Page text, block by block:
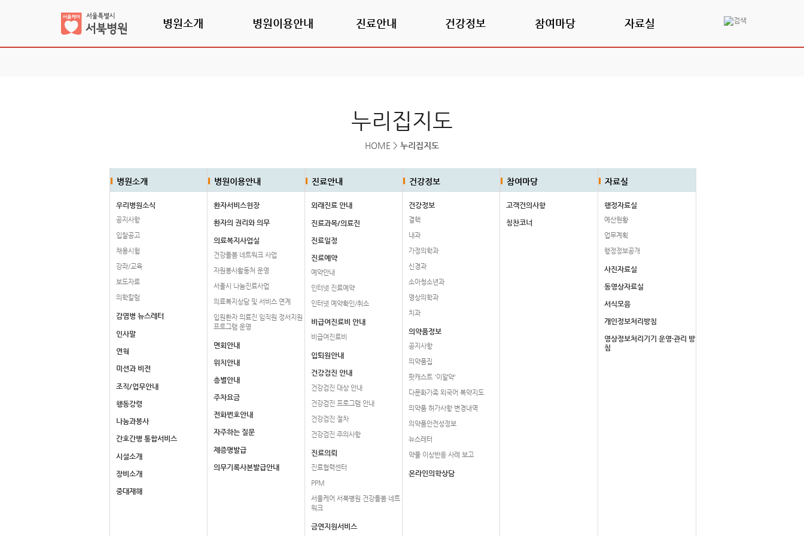
병원소개 병원이용안내 진료안내 건강정보 참여마당 자료실
누리집지도
HOME > 누리집지도
병원소개
우리병원소식
공지사항
입찰공고
채용시험
강좌/교육
보도자료
의학칼럼
감염병 뉴스레터
인사말
연혁
미션과 비전
조직/업무안내
행동강령
나눔과봉사
간호간병 통합서비스
시설소개
장비소개
중대재해
병원이용안내
환자서비스헌장
환자의 권리와 의무
의료복지사업실
건강돌봄 네트워크 사업
자원봉사활동처 운영
서울시 나눔진료사업
의료복지상담 및 서비스 연계
입원환자 의료진 임직원 정서지원
프로그램 운영
면회안내
위치안내
층별안내
주차요금
전화번호안내
자주하는 질문
제증명발급
의무기록사본발급안내
진료안내
외래진료 안내
진료과목/의료진
진료일정
진료예약
예약안내
인터넷 진료예약
인터넷 예약확인/취소
비급여진료비 안내
비급여진료비
입퇴원안내
건강검진 안내
건강검진 대상 안내
건강검진 프로그램 안내
건강검진 절차
건강검진 주의사항
진료의뢰
진료협력센터
PPM
서울케어 서북병원 건강돌봄 네트
워크
금연지원서비스
건강정보
건강정보
결핵
내과
가정의학과
신경과
소아청소년과
영상의학과
치과
의약품정보
공지사항
의약품집
팟캐스트 '이알약'
다문화가족 외국어 복약지도
의약품 허가사항 변경내역
의약품안전성정보
뉴스레터
약물 이상반응 사례 보고
온라인의학상담
참여마당
고객건의사항
칭찬코너
자료실
행정자료실
예산현황
업무계획
행정정보공개
사진자료실
동영상자료실
서식모음
개인정보처리방침
영상정보처리기기 운영·관리 방
침